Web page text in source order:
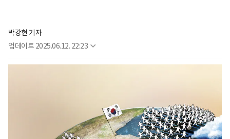
박강현 기자
업데이트 2025.06.12. 22:23